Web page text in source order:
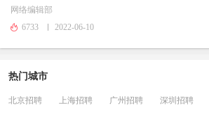
网络编辑部
6733
2022-06-10
热门城市
北京招聘 上海招聘 广州招聘 深圳招聘